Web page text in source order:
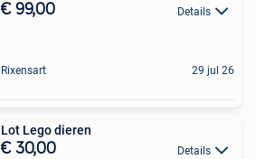
€ 99,00 Details
Rixensart 29 jul 26
Lot Lego dieren
€ 30,00 Details